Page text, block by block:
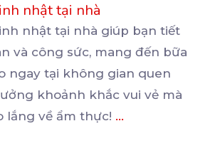
nhật tại nhà
nhật tại nhà giúp bạn tiết
và công sức, mang đến bữa
ngay tại không gian quen
khoảnh khắc vui vẻ mà
lắng về ẩm thực! ...